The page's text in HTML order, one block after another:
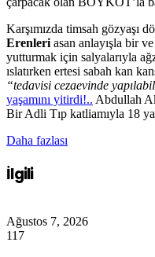
Karşımızda timsah gözyaşı
Erenleri asan anlayışla bir
yutturmak için salyalarıyla
ıslatırken ertesi sabah kan
“tedavisi cezaevinde
yaşamını yitirdi!.. Abdullah
Bir Adli Tıp katliamıyla 18
Daha fazlası
İlgili
Ağustos 7, 2026
117